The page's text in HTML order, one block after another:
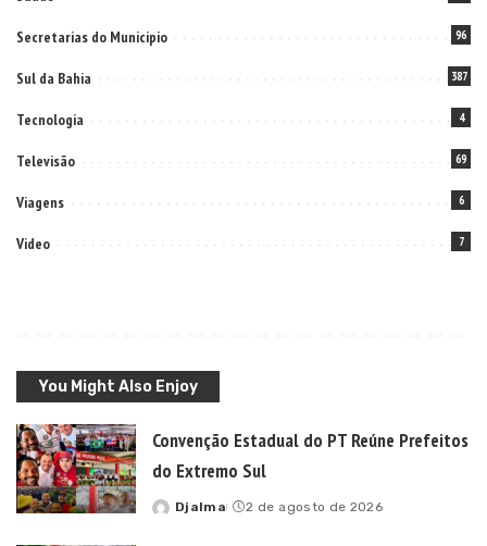
Secretarias do Municipio 96
Sul da Bahia 387
Tecnologia 4
Televisão 69
Viagens 6
Video 7
You Might Also Enjoy
Convenção Estadual do PT Reúne Prefeitos
do Extremo Sul
Posted
Djalma 2 de agosto de 2026